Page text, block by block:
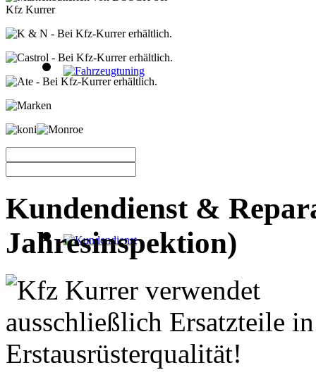
Kundendienst &
Jahresinspektion)